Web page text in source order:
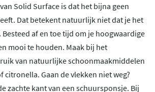
Solid Surface is dat het bijna geen
Dat betekent natuurlijk niet dat je het
af en toe tijd om je hoogwaardige
mooi te houden. Maak bij het
van natuurlijke schoonmaakmiddelen
citronella. Gaan de vlekken niet weg?
zachte kant van een schuursponsje. Bij